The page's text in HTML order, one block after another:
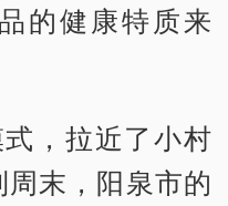
的健康特质来
，拉近了小村
末，阳泉市的